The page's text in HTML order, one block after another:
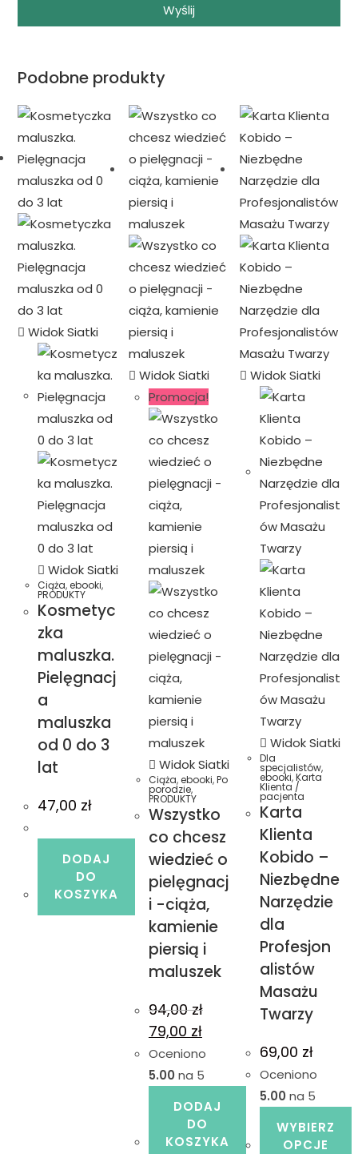
Wyślij
Podobne produkty
Widok Siatki
Widok Siatki
Ciąża,ebooki,
PRODUKTY
Kosmetyc
zka
maluszka.
Pielęgnacj
a
maluszka
od 0 do 3
lat
47,00 zł
DODAJ
DO
KOSZYKA
Widok Siatki
Promocja!
Widok Siatki
Ciąża,ebooki,Po
porodzie,
PRODUKTY
Wszystko
co chcesz
wiedzieć o
pielęgnacj
i -ciąża,
kamienie
piersią i
maluszek
94,00zł
79,00 zł
Oceniono
5.00 na 5
DODAJ
DO
KOSZYKA
Widok Siatki
Widok Siatki
Dla
specjalistów,
ebooki,Karta
Klienta /
pacjenta
Karta
Klienta
Kobido –
Niezbędne
Narzędzie
dla
Profesjon
alistów
Masażu
Twarzy
69,00 zł
Oceniono
5.00 na 5
WYBIERZ
OPCJE